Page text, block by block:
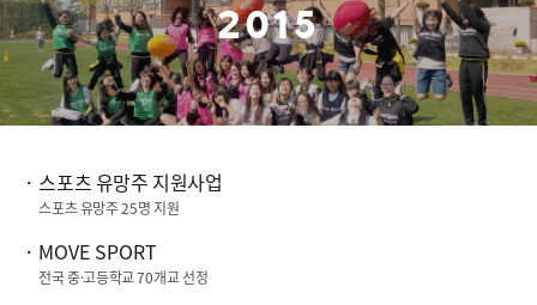
2015
스포츠 유망주 지원사업
스포츠 유망주25명 지원
MOVE SPORT
전국 중·고등학교70개교 선정